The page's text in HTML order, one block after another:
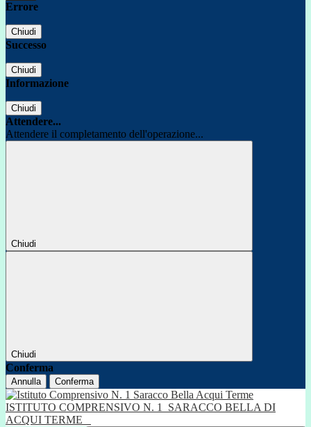
Errore
Chiudi
Successo
Chiudi
Informazione
Chiudi
Attendere...
Attendere il completamento dell'operazione...
Chiudi
Chiudi
Conferma
Annulla Conferma
ISTITUTO COMPRENSIVO N. 1
SARACCO BELLA DI
ACQUI TERME